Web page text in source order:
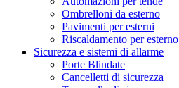
Ombrelloni da esterno
Pavimenti per esterni
Riscaldamento per esterno
Sicurezza e sistemi di allarme
Porte Blindate
Cancelletti di sicurezza